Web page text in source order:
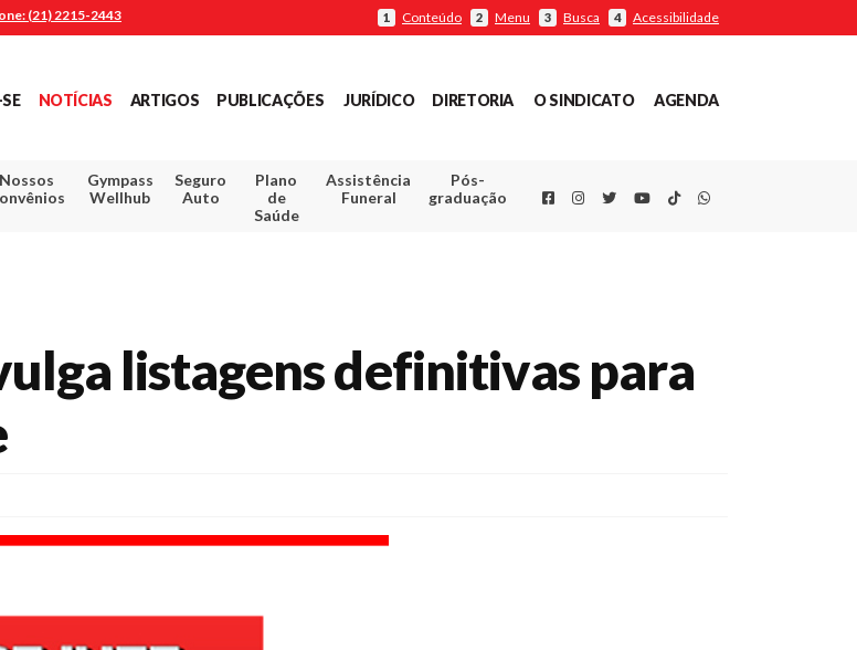
(21) 2215-2443 1 Conteúdo 2 Menu 3 Busca 4 Acessibilidade
NOTÍCIAS ARTIGOS PUBLICAÇÕES JURÍDICO DIRETORIA O SINDICATO AGENDA
Nossos
Gympass
Wellhub
Seguro
Auto
Plano
de
Saúde
Assistência
Funeral
Pós-
graduação
FacebookInstagram
TwitterYoutube
TikTokWhatsapp
listagens definitivas para